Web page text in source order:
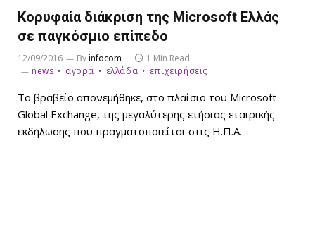
Κορυφαία διάκριση της Microsoft Ελλάς
σε παγκόσμιο επίπεδο
12/09/2016 Byinfocom
1 Min Read
news
αγορά ελλάδα επιχειρήσεις
Το βραβείο απονεμήθηκε, στο πλαίσιο του Microsoft
Global Exchange, της μεγαλύτερης ετήσιας εταιρικής
εκδήλωσης που πραγματοποιείται στις Η.Π.Α.